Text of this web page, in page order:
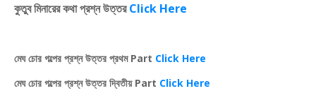
কুতুব মিনারের কথা প্রশ্ন উত্তরClick Here
মেঘ চোর গল্পের প্রশ্ন উত্তর প্রথম Part Click Here
মেঘ চোর গল্পের প্রশ্ন উত্তর দ্বিতীয় Part Click Here